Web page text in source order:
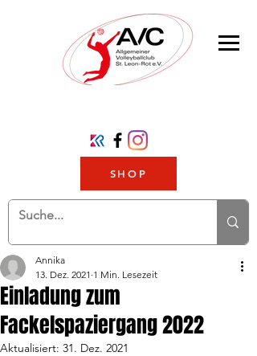
SHOP
Einladung zum
Fackelspaziergang 2022
Annika
13. Dez. 2021 1 Min. Lesezeit
Aktualisiert: 31. Dez. 2021